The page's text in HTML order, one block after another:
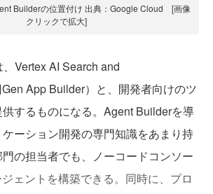
Builderの位置付け 出典：Google Cloud [画像
クリックで拡大]
Vertex AI Search and
App Builder）と、開発者向けのツ
するものになる。Agent Builderを導
ーション開発の専門知識をあまり持
の担当者でも、ノーコードコンソー
ェントを構築できる。同時に、プロ